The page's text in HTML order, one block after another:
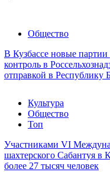
Общество
В Кузбассе новые
контроль в
отправкой в Республику
Культура
Общество
Топ
Участниками VI
шахтерского Сабантуя в
более 27 тысяч человек